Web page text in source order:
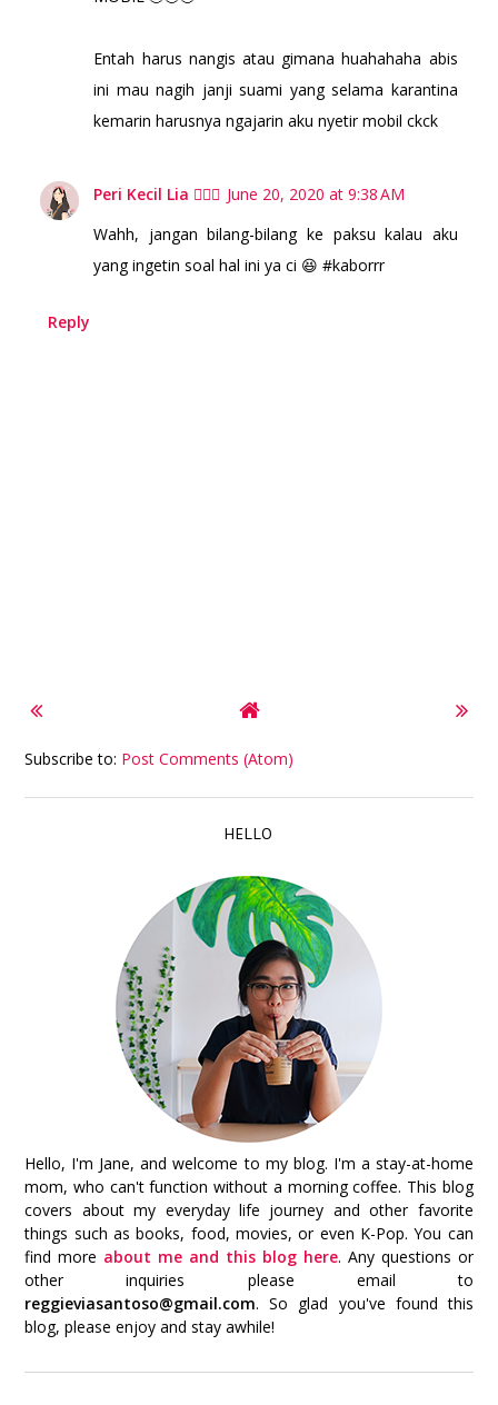
Entah harus nangis atau gimana huahahaha abis
ini mau nagih janji suami yang selama karantina
kemarin harusnya ngajarin aku nyetir mobil ckck
Peri Kecil Lia 🧚🏻‍♀️ June 20, 2020 at 9:38 AM
Wahh, jangan bilang-bilang ke paksu kalau aku
yang ingetin soal hal ini ya ci 😆 #kaborrr
Reply
Subscribe to: Post Comments (Atom)
HELLO
Hello, I'm Jane, and welcome to my blog. I'm a stay-at-home
mom, who can't function without a morning coffee. This blog
covers about my everyday life journey and other favorite
things such as books, food, movies, or even K-Pop. You can
find more about me and this blog here. Any questions or
other inquiries please email to
reggieviasantoso@gmail.com. So glad you've found this
blog, please enjoy and stay awhile!